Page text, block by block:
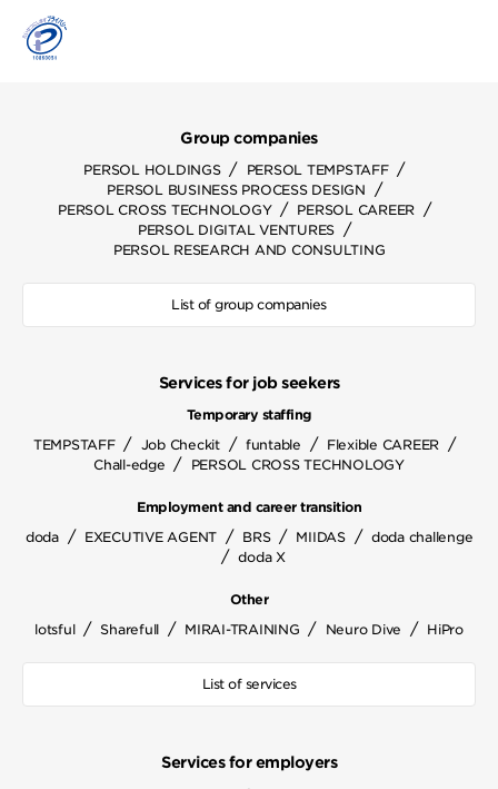
Group companies
PERSOL HOLDINGS / PERSOL TEMPSTAFF /
PERSOL BUSINESS PROCESS DESIGN /
PERSOL CROSS TECHNOLOGY / PERSOL CAREER /
PERSOL DIGITAL VENTURES /
PERSOL RESEARCH AND CONSULTING
List of group companies
Services for job seekers
Temporary staffing
TEMPSTAFF / Job Checkit / funtable / Flexible CAREER /
Chall-edge / PERSOL CROSS TECHNOLOGY
Employment and career transition
doda / EXECUTIVE AGENT / BRS / MIIDAS / doda challenge
/ doda X
Other
lotsful / Sharefull / MIRAI-TRAINING / Neuro Dive / HiPro
List of services
Services for employers